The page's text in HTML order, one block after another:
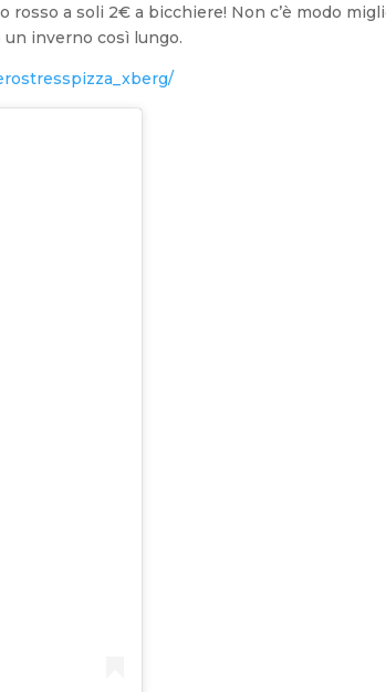
a soli 2€ a bicchiere! Non c’è modo
inverno così lungo.